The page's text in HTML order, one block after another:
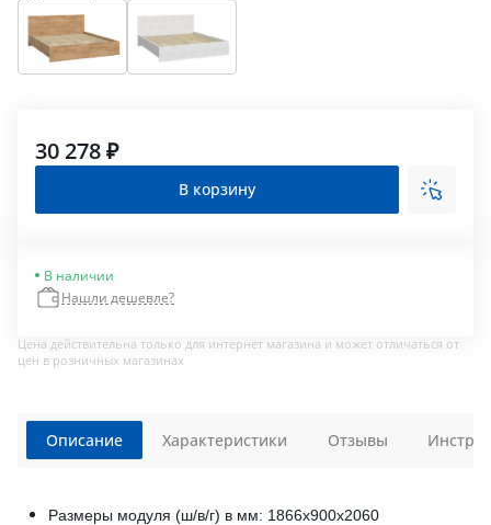
30 278 ₽
В корзину
В наличии
Нашли дешевле?
Цена действительна только для интернет магазина и может отличаться от
цен в розничных магазинах
Описание
Размеры модуля (ш/в/г) в мм: 1866х900х2060
Характеристики Отзывы